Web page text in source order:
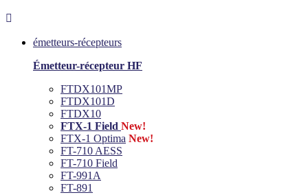

émetteurs-récepteurs
Émetteur-récepteur HF
FTDX101MP
FTDX101D
FTDX10
FTX-1 Field New!
FTX-1 Optima New!
FT-710 AESS
FT-710 Field
FT-991A
FT-891